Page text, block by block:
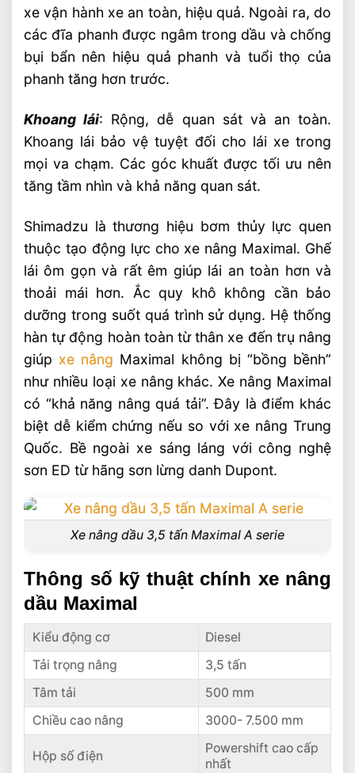
xe vận hành xe an toàn, hiệu quả. Ngoài ra, do
các đĩa phanh được ngâm trong dầu và chống
bụi bẩn nên hiệu quả phanh và tuổi thọ của
phanh tăng hơn trước.
Khoang lái: Rộng, dễ quan sát và an toàn.
Khoang lái bảo vệ tuyệt đối cho lái xe trong
mọi va chạm. Các góc khuất được tối ưu nên
tăng tầm nhìn và khả năng quan sát.
Shimadzu là thương hiệu bơm thủy lực quen
thuộc tạo động lực cho xe nâng Maximal. Ghế
lái ôm gọn và rất êm giúp lái an toàn hơn và
thoải mái hơn. Ắc quy khô không cần bảo
dưỡng trong suốt quá trình sử dụng. Hệ thống
hàn tự động hoàn toàn từ thân xe đến trụ nâng
giúp xe nâng Maximal không bị “bồng bềnh”
như nhiều loại xe nâng khác. Xe nâng Maximal
có “khả năng nâng quá tải”. Đây là điểm khác
biệt dễ kiểm chứng nếu so với xe nâng Trung
Quốc. Bề ngoài xe sáng láng với công nghệ
sơn ED từ hãng sơn lừng danh Dupont.
Xe nâng dầu 3,5 tấn Maximal A serie
Thông số kỹ thuật chính xe nâng
dầu Maximal
Kiểu động cơ
Diesel
Tải trọng nâng
3,5 tấn
Tâm tải
500 mm
Chiều cao nâng
3000- 7.500 mm
Hộp số điện
Powershift cao cấp
nhất